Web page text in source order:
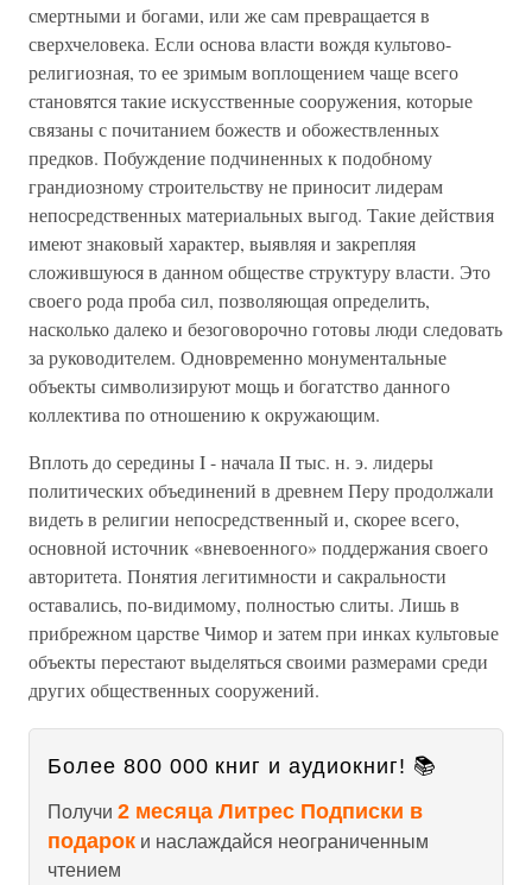
смертными и богами, или же сам превращается в
сверхчеловека. Если основа власти вождя культово-
религиозная, то ее зримым воплощением чаще всего
становятся такие искусственные сооружения, которые
связаны с почитанием божеств и обожествленных
предков. Побуждение подчиненных к подобному
грандиозному строительству не приносит лидерам
непосредственных материальных выгод. Такие действия
имеют знаковый характер, выявляя и закрепляя
сложившуюся в данном обществе структуру власти. Это
своего рода проба сил, позволяющая определить,
насколько далеко и безоговорочно готовы люди следовать
за руководителем. Одновременно монументальные
объекты символизируют мощь и богатство данного
коллектива по отношению к окружающим.
Вплоть до середины I - начала II тыс. н. э. лидеры
политических объединений в древнем Перу продолжали
видеть в религии непосредственный и, скорее всего,
основной источник «вневоенного» поддержания своего
авторитета. Понятия легитимности и сакральности
оставались, по-видимому, полностью слиты. Лишь в
прибрежном царстве Чимор и затем при инках культовые
объекты перестают выделяться своими размерами среди
других общественных сооружений.
Более 800 000 книг и аудиокниг! 📚
Получи 2 месяца Литрес Подписки в
подарок и наслаждайся неограниченным
чтением